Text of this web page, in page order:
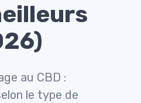
au CBD :
le type de